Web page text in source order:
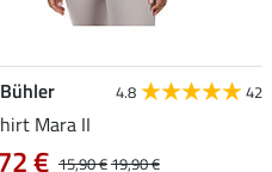
4.8 42
Mara II
15,90 €19,90 €
€